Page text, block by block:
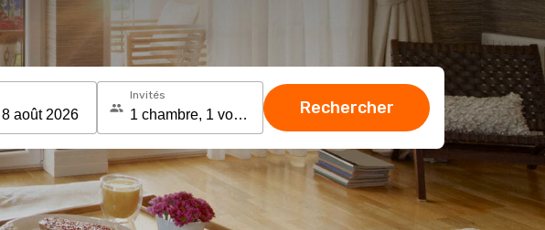
Invités
Rechercher